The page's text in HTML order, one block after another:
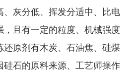
、灰分低、挥发分适中、比电
，且有一定的粒度、机械强度
还原剂有木炭、石油焦、硅煤
硅石的原料来源、工艺师操作